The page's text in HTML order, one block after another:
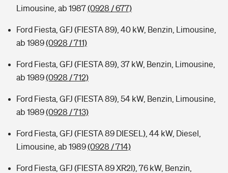
Limousine, ab 1987(0928 / 677)
Ford Fiesta, GFJ (FIESTA 89), 40 kW, Benzin, Limousine,
ab 1989(0928 / 711)
Ford Fiesta, GFJ (FIESTA 89), 37 kW, Benzin, Limousine,
ab 1989(0928 / 712)
Ford Fiesta, GFJ (FIESTA 89), 54 kW, Benzin, Limousine,
ab 1989(0928 / 713)
Ford Fiesta, GFJ (FIESTA 89 DIESEL), 44 kW, Diesel,
Limousine, ab 1989(0928 / 714)
Ford Fiesta, GFJ (FIESTA 89 XR2I), 76 kW, Benzin,